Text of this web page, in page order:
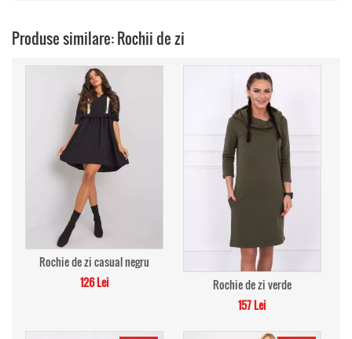
Produse similare: Rochii de zi
Rochie de zi casual negru
126 Lei
Rochie de zi verde
157 Lei